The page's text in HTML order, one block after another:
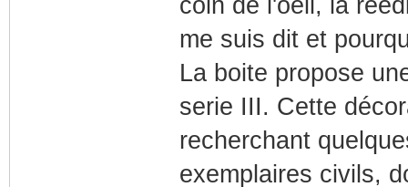
me suis dit et
La boite propose
serie III. Cette
recherchant
exemplaires civils,